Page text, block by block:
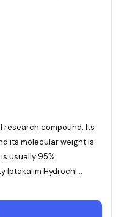
research compound. Its
its molecular weight is
usually 95%.
Iptakalim Hydrochl...